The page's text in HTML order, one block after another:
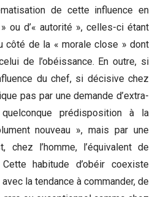
de cette influence en
ou d’« autorité », celles-ci étant
côté de la « morale close » dont
de l’obéissance. En outre, si
du chef, si décisive chez
pas par une demande d’extra-
prédisposition à la
nouveau », mais par une
chez l’homme, l’équivalent de
Cette habitude d’obéir coexiste
la tendance à commander, de